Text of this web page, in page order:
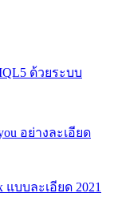
ด้วยระบบ
อย่างละเอียด
บบละเอียด 2021